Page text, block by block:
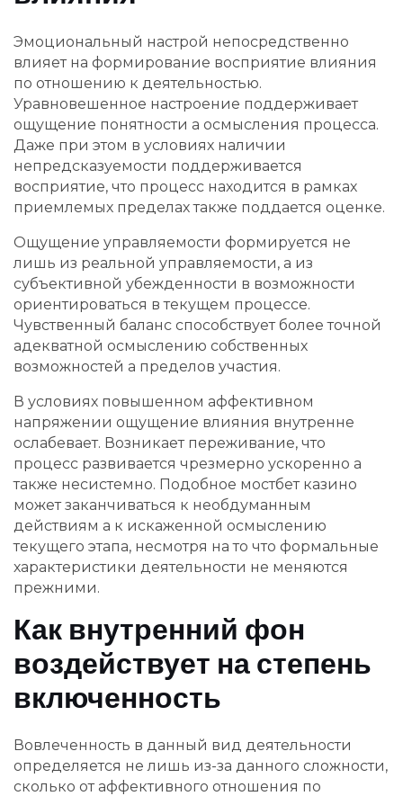
Эмоциональный настрой непосредственно
влияет на формирование восприятие влияния
по отношению к деятельностью.
Уравновешенное настроение поддерживает
ощущение понятности а осмысления процесса.
Даже при этом в условиях наличии
непредсказуемости поддерживается
восприятие, что процесс находится в рамках
приемлемых пределах также поддается оценке.
Ощущение управляемости формируется не
лишь из реальной управляемости, а из
субъективной убежденности в возможности
ориентироваться в текущем процессе.
Чувственный баланс способствует более точной
адекватной осмыслению собственных
возможностей а пределов участия.
В условиях повышенном аффективном
напряжении ощущение влияния внутренне
ослабевает. Возникает переживание, что
процесс развивается чрезмерно ускоренно а
также несистемно. Подобное мостбет казино
может заканчиваться к необдуманным
действиям а к искаженной осмыслению
текущего этапа, несмотря на то что формальные
характеристики деятельности не меняются
прежними.
Как внутренний фон
воздействует на степень
включенность
Вовлеченность в данный вид деятельности
определяется не лишь из-за данного сложности,
сколько от аффективного отношения по